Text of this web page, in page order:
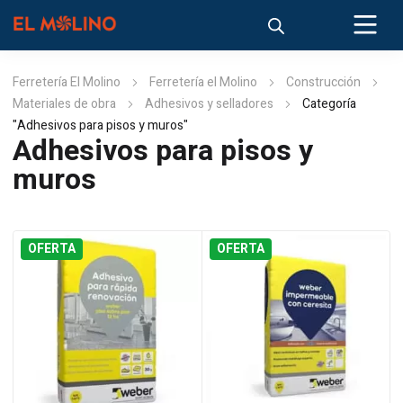
Ferretería El Molino Ferretería el Molino
Construcción
Materiales de obra
Adhesivos y selladores
Categoría
"Adhesivos para pisos y muros"
Adhesivos para pisos y
muros
OFERTA OFERTA